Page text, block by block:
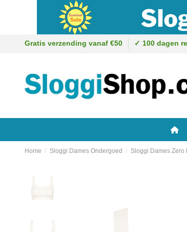
Gratis verzending vanaf €50 ✓ 100 dagen
Home Sloggi Dames Ondergoed Sloggi Dames Zero